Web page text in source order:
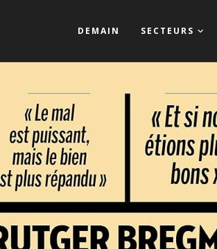
DEMAIN SECTEURS